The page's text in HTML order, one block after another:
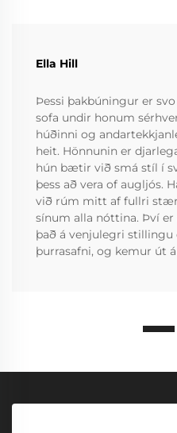
Ella Hill
Þessi þakbúningur er
sofa undir honum
húðinni og
heit. Hönnunin er
hún bætir við smá stíl í
þess að vera of augljós.
við rúm mitt af fullri
sínum alla nóttina. Því
það á venjulegri
þurrasafni, og kemur út